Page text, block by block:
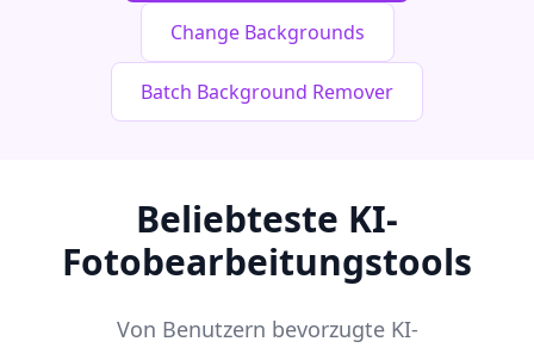
Change Backgrounds
Batch Background Remover
Beliebteste KI-
Fotobearbeitungstools
Von Benutzern bevorzugte KI-